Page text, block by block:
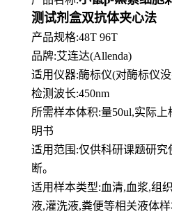
测试剂盒双抗体夹心法
产品规格:48T 96T
品牌:艾连达(Allenda)
适用仪器:酶标仪(对酶标仪
检测波长:450nm
所需样本体积:量50ul,实际上
明书
适用范围:仅供科研课题研
断。
适用样本类型:血清,血浆,组
液,灌洗液,粪便等相关液体